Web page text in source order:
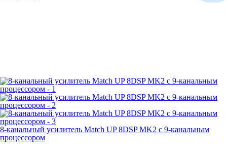
8-канальный усилитель Match UP 8DSP MK2 с 9-канальным
процессором